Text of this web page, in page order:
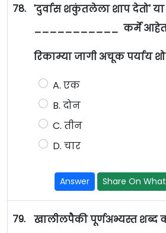
78. 'दुर्वास शकुंतलेला शाप देतो' या
___________ कर्मे
रिकाम्या जागी अचूक पर्याय
A. एक
B. दोन
C. तीन
D. चार
Answer Share On
79. खालीलपैकी पूर्णअभ्यस्त शब्द